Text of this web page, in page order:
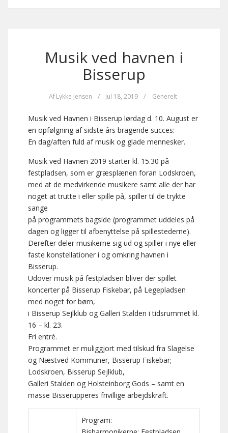
Musik ved havnen i
Bisserup
Af Lykke Jensen / jul 18, 2019 / Generelt
Musik ved Havnen i Bisserup lørdag d. 10. August er
en opfølgning af sidste års bragende succes:
En dag/aften fuld af musik og glade mennesker.
Musik ved Havnen 2019 starter kl. 15.30 på
festpladsen, som er græsplænen foran Lodskroen,
med at de medvirkende musikere samt alle der har
noget at trutte i eller spille på, spiller til de trykte
sange
på programmets bagside (programmet uddeles på
dagen og ligger til afbenyttelse på spillestederne).
Derefter deler musikerne sig ud og spiller i nye eller
faste konstellationer i og omkring havnen i
Bisserup.
Udover musik på festpladsen bliver der spillet
koncerter på Bisserup Fiskebar, på Legepladsen
med noget for børn,
i Bisserup Sejlklub og Galleri Stalden i tidsrummet kl.
16 – kl. 23.
Fri entré.
Programmet er muliggjort med tilskud fra Slagelse
og Næstved Kommuner, Bisserup Fiskebar;
Lodskroen, Bisserup Sejlklub,
Galleri Stalden og Holsteinborg Gods – samt en
masse Bisserupperes frivillige arbejdskraft.
Program: